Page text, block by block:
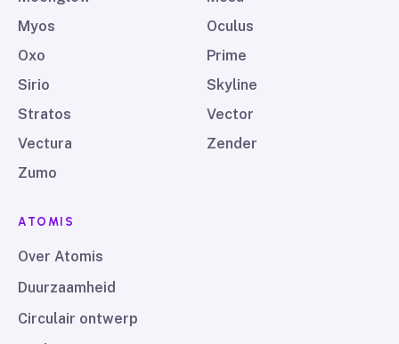
Myos
Oculus
Oxo
Prime
Sirio
Skyline
Stratos
Vector
Vectura
Zender
Zumo
ATOMIS
Over Atomis
Duurzaamheid
Circulair ontwerp